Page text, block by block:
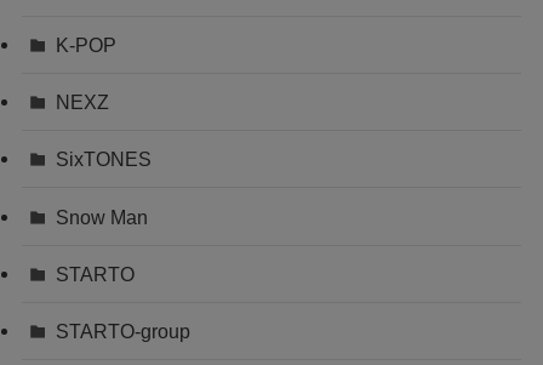
K-POP
NEXZ
SixTONES
Snow Man
STARTO
STARTO-group